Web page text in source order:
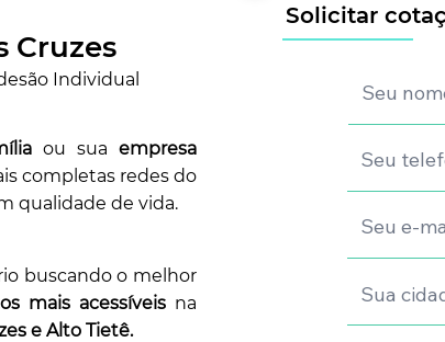
Cruzes
Individual
ou suaempresa
completas redes do
qualidade de vida.
buscando o melhor
mais acessíveis na
e Alto Tietê.
Solicitar